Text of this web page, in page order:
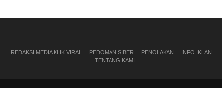
REDAKSI MEDIA KLIK VIRAL PEDOMAN SIBER PENOLAKAN
INFO IKLAN
TENTANG KAMI